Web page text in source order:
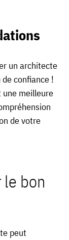
un architecte
confiance !
une meilleure
de votre
bon
peut